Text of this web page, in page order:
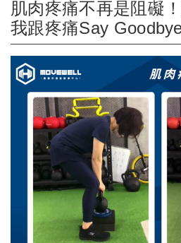
肌肉疼痛不再是阻礙
我跟疼痛Say